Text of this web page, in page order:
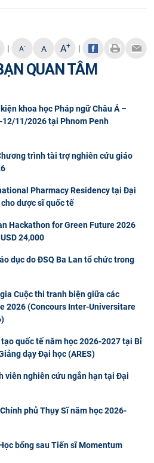
| A- A A+ |
QUAN TÂM
khoa học Pháp ngữ Châu Á –
11/2026 tại Phnom Penh
trình tài trợ nghiên cứu giáo
Pharmacy Residency tại Đại
dược sĩ quốc tế
Hackathon for Green Future 2026
24,000
dục do ĐSQ Ba Lan tổ chức trong
Cuộc thi tranh biện giữa các
2026 (Concours Inter-Universitare
quốc tế năm học 2026-2027 tại Bỉ
dạy Đại học (ARES)
viên nghiên cứu ngắn hạn tại Đại
phủ Thụy Sĩ năm học 2026-
bổng sau Tiến sĩ Momentum